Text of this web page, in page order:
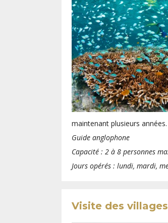
maintenant plusieurs années.
Guide anglophone
Capacité : 2 à 8 personnes
Jours opérés : lundi, mardi,
Visite des